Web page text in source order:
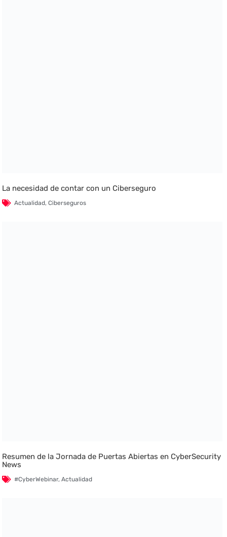
La necesidad de contar con un Ciberseguro
Actualidad,Ciberseguros
Resumen de la Jornada de Puertas Abiertas en CyberSecurity
News
#CyberWebinar,Actualidad